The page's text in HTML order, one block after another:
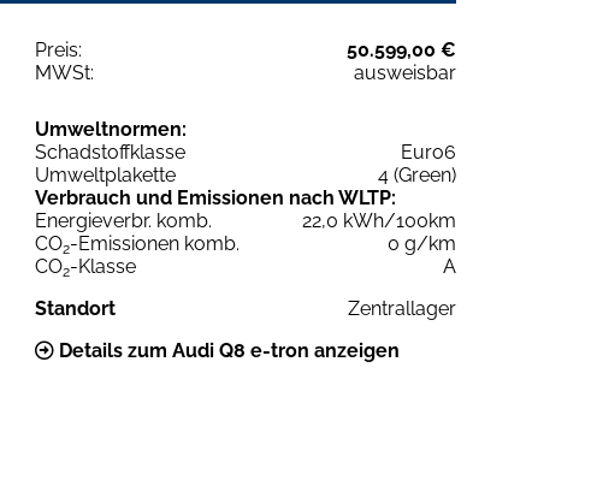
Preis:
50.599,00 €
MWSt:
ausweisbar
Umweltnormen:
Schadstoffklasse
Euro6
Umweltplakette
4 (Green)
Verbrauch und Emissionen nach WLTP:
Energieverbr. komb.
22,0 kWh/100km
CO2-Emissionen komb.
0 g/km
CO2-Klasse
A
Standort
Zentrallager
Details zum Audi Q8 e-tron anzeigen